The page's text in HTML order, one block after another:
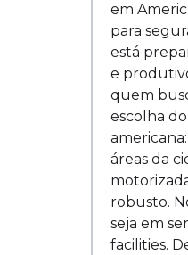
em
para
está
e
quem
escolha
áreas da
robusto.
seja em
facilities.